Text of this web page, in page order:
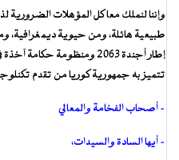
وإننا لنملك معا كل المؤهلات الضرورية
طبيعية هائلة، ومن حيوية ديمغرافية،
إطار أجندة 2063 ومنظومة
تتميز به جمهورية كوريا من تقدم
– أصحاب الفخامة والمعالي
– أيها السادة والسيدات،